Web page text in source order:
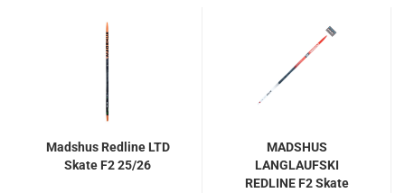
Madshus Redline LTD
Skate F2 25/26
MADSHUS
LANGLAUFSKI
REDLINE F2 Skate